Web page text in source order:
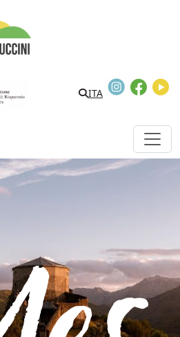
ITA
Instagram